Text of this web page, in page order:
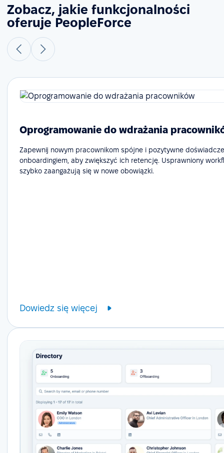
Zobacz, jakie funkcjonalności
oferuje PeopleForce
Oprogramowanie do wdrażania
Zapewnij nowym pracownikom spójne i pozytywne
onboardingiem, aby zwiększyć ich retencję. Usprawniony
szybko zaangażują się w nowe obowiązki.
Dowiedz się więcej